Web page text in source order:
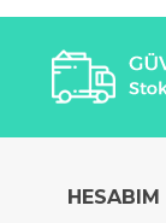
HESABIM